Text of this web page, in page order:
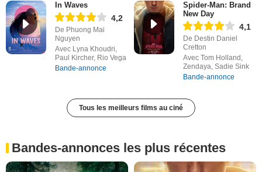
In Waves
4,2
De Phuong Mai
Nguyen
Avec Lyna Khoudri,
Paul Kircher, Rio Vega
Bande-annonce
Spider-Man: Brand
New Day
4,1
De Destin Daniel
Cretton
Avec Tom Holland,
Zendaya, Sadie Sink
Bande-annonce
Tous les meilleurs films au ciné
Bandes-annonces les plus récentes